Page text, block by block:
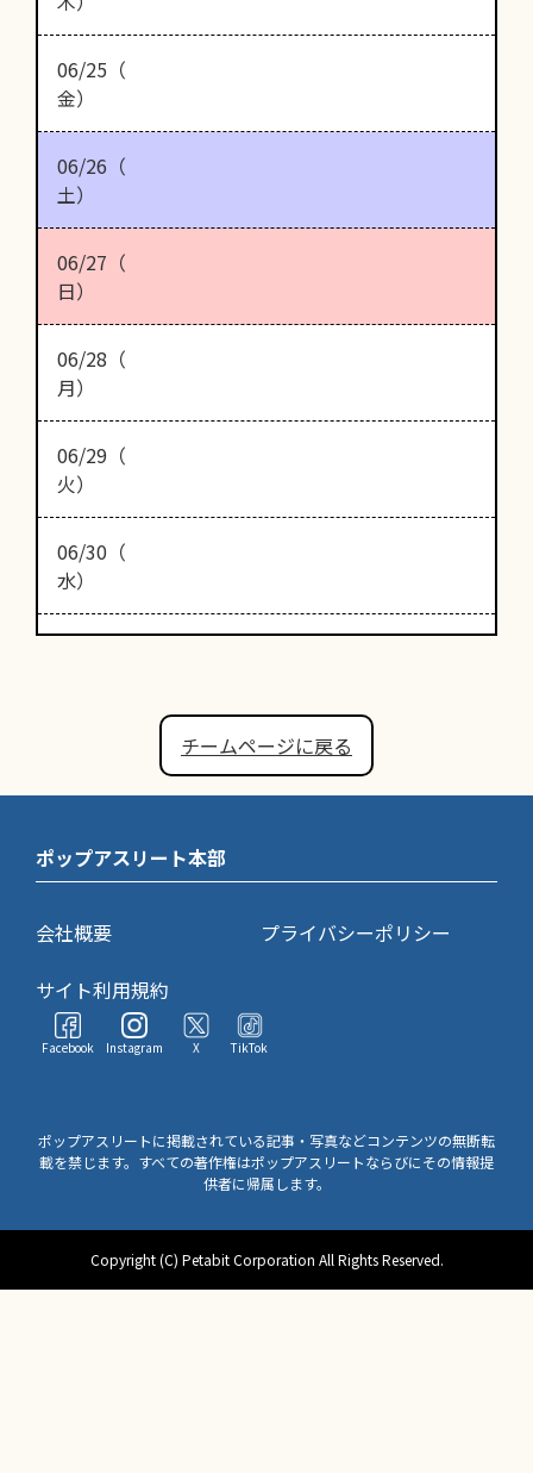
06/25（
金）
06/26（
土）
06/27（
日）
06/28（
月）
06/29（
火）
06/30（
水）
チームページに戻る
ポップアスリート本部
会社概要
プライバシーポリシー
サイト利用規約
Facebook Instagram X TikTok
ポップアスリートに掲載されている記事・写真などコンテンツの無断転
載を禁じます。すべての著作権はポップアスリートならびにその情報提
供者に帰属します。
Copyright (C) Petabit Corporation All Rights Reserved.